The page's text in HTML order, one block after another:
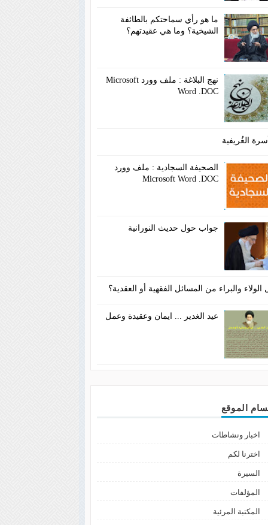
ما هو رأي سماحتكم بالطائفة
الشيخية؟ وما هي عقيدتهم؟
نهج البلاغة : ملف وورد Microsoft
Word .DOC
الغُريفية
الصحيفة السجادية : ملف وورد
Microsoft Word .DOC
جواب حول حديث النورانية
الولاء والبراء من المسائل الفقهية أو العقدية؟
عيد الغدير ... ايمان وعقيدة وعمل
الموقع
اخبار ونشاطات
اخترنا لكم
السيرة
المؤلفات
المكتبة المرئية